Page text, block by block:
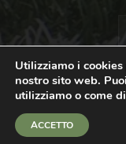
Chi Siamo
© Calcio Giovanile
Utilizziamo i
nostro sito web.
utilizziamo o come
ACCETTO